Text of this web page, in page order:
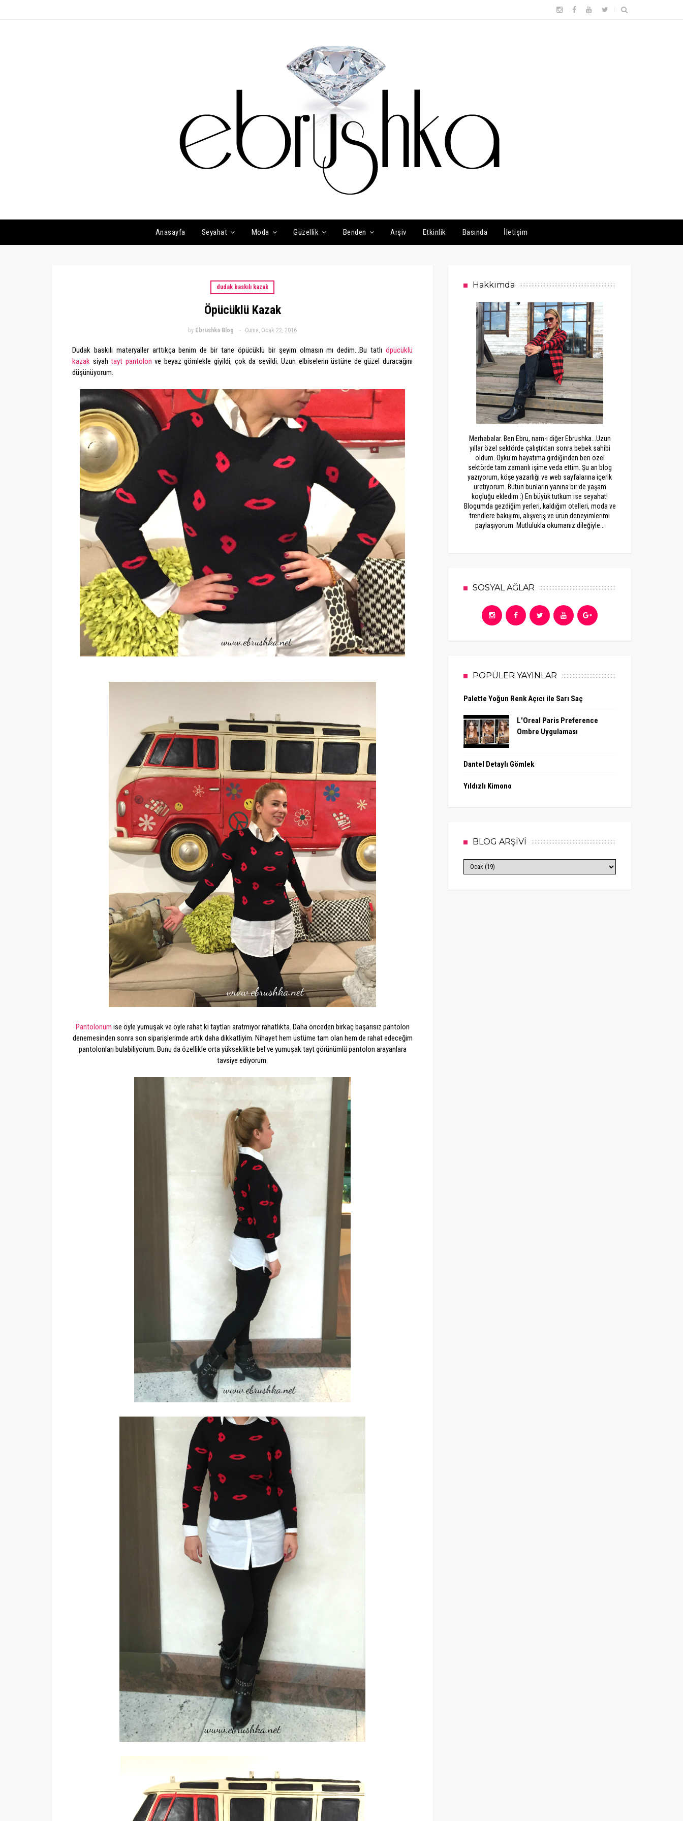
Anasayfa Seyahat Moda Güzellik Benden Arşiv Etkinlik Basında İletişim
dudak baskılı kazak
Öpücüklü Kazak
by Ebrushka Blog Cuma, Ocak 22, 2016
Dudak baskılı materyaller arttıkça benim de bir tane öpücüklü bir şeyim olmasın mı dedim...Bu tatlı öpücüklü
kazak siyahtayt pantolon ve beyaz gömlekle giyildi, çok da sevildi. Uzun elbiselerin üstüne de güzel duracağını
düşünüyorum.
Pantolonum ise öyle yumuşak ve öyle rahat ki taytları aratmıyor rahatlıkta. Daha önceden birkaç başarısız pantolon
denemesinden sonra son siparişlerimde artık daha dikkatliyim. Nihayet hem üstüme tam olan hem de rahat edeceğim
pantolonları bulabiliyorum. Bunu da özellikle orta yükseklikte bel ve yumuşak tayt görünümlü pantolon arayanlara
tavsiye ediyorum.
Hakkımda
Merhabalar. Ben Ebru, nam-ı diğer Ebrushka...Uzun
yıllar özel sektörde çalıştıktan sonra bebek sahibi
oldum. Öykü'm hayatıma girdiğinden beri özel
sektörde tam zamanlı işime veda ettim. Şu an blog
yazıyorum, köşe yazarlığı ve web sayfalarına içerik
üretiyorum. Bütün bunların yanına bir de yaşam
koçluğu ekledim :) En büyük tutkum ise seyahat!
Blogumda gezdiğim yerleri, kaldığım otelleri, moda ve
trendlere bakışımı, alışveriş ve ürün deneyimlerimi
paylaşıyorum. Mutlulukla okumanız dileğiyle...
SOSYAL AĞLAR
POPÜLER YAYINLAR
Palette Yoğun Renk Açıcı ile Sarı Saç
L'Oreal Paris Preference
Ombre Uygulaması
Dantel Detaylı Gömlek
Yıldızlı Kimono
BLOG ARŞİVİ